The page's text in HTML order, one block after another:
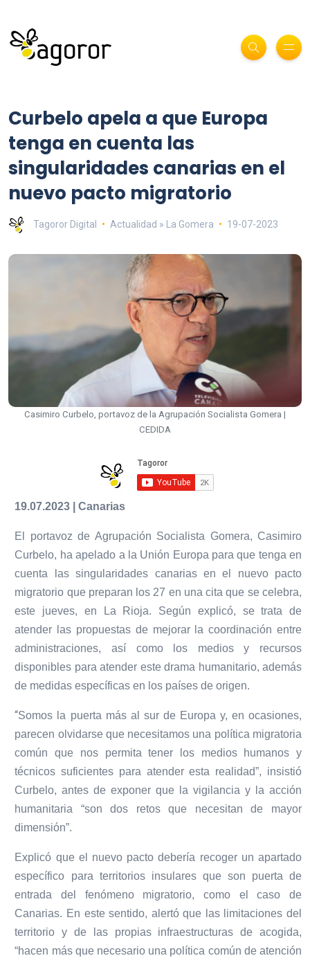
Curbelo apela a que Europa
tenga en cuenta las
singularidades canarias en el
nuevo pacto migratorio
Tagoror Digital Actualidad » La Gomera 19-07-2023
Casimiro Curbelo, portavoz de la Agrupación Socialista Gomera |
CEDIDA
19.07.2023 | Canarias
El portavoz de Agrupación Socialista Gomera, Casimiro
Curbelo, ha apelado a la Unión Europa para que tenga en
cuenta las singularidades canarias en el nuevo pacto
migratorio que preparan los 27 en una cita que se celebra,
este jueves, en La Rioja. Según explicó, se trata de
atender las propuestas de mejorar la coordinación entre
administraciones, así como los medios y recursos
disponibles para atender este drama humanitario, además
de medidas específicas en los países de origen.
“Somos la puerta más al sur de Europa y, en ocasiones,
parecen olvidarse que necesitamos una política migratoria
común que nos permita tener los medios humanos y
técnicos suficientes para atender esta realidad”, insistió
Curbelo, antes de exponer que la vigilancia y la acción
humanitaria “son dos retos que necesitan de mayor
dimensión”.
Explicó que el nuevo pacto debería recoger un apartado
específico para territorios insulares que son puerta de
entrada del fenómeno migratorio, como el caso de
Canarias. En este sentido, alertó que las limitaciones del
territorio y de las propias infraestructuras de acogida,
“hacen más que necesario una política común de atención